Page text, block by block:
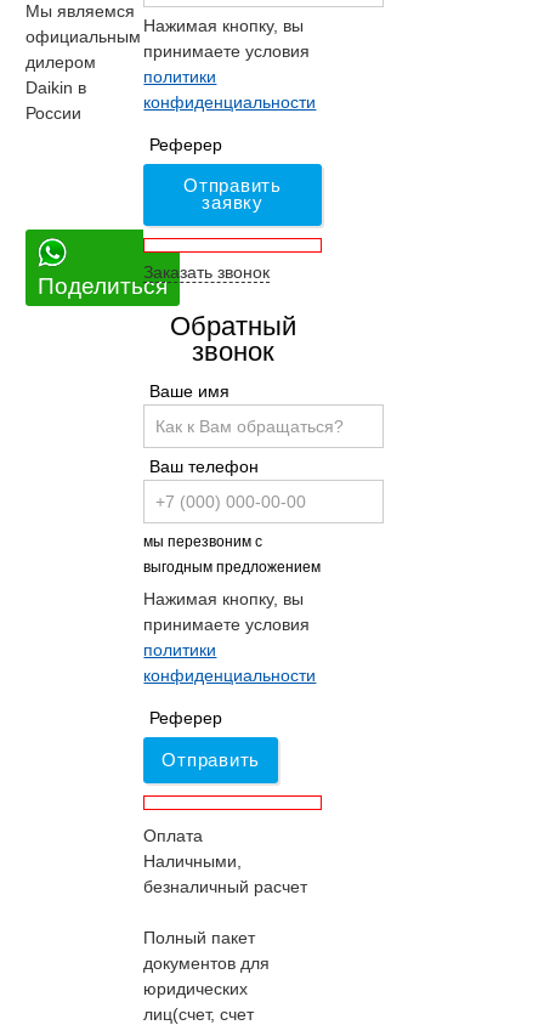
Нажимая кнопку, вы
принимаете условия
политики
конфиденциальности
Реферер
Отправить
заявку
Заказать звонок
Обратный
звонок
Ваше имя
Ваш телефон
мы перезвоним с
выгодным предложением
Нажимая кнопку, вы
принимаете условия
политики
конфиденциальности
Реферер
Отправить
Оплата
Наличными,
безналичный расчет
Полный пакет
документов для
юридических
лиц(счет, счет
Мы являемся
официальным
дилером
Daikin в
России
Поделиться